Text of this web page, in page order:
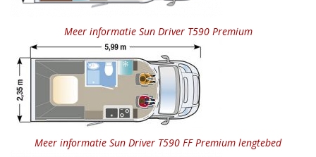
Meer informatie Sun Driver T590 Premium
Meer informatie Sun Driver T590 FF Premium lengtebed